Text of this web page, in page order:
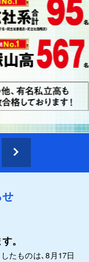
。
たものは､8月17日